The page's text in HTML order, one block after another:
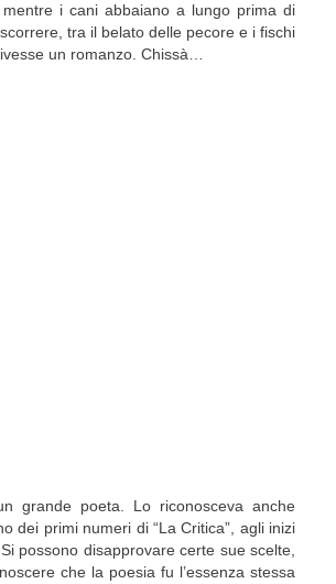
i cani abbaiano a lungo prima di
tra il belato delle pecore e i fischi
un romanzo. Chissà…
grande poeta. Lo riconosceva anche
dei primi numeri di “La Critica”, agli inizi
possono disapprovare certe sue scelte,
che la poesia fu l’essenza stessa